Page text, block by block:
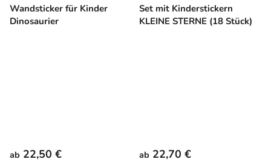
Wandsticker für Kinder
Dinosaurier
Set mit Kinderstickern
KLEINE STERNE (18 Stück)
ab 22,50 € ab 22,70 €